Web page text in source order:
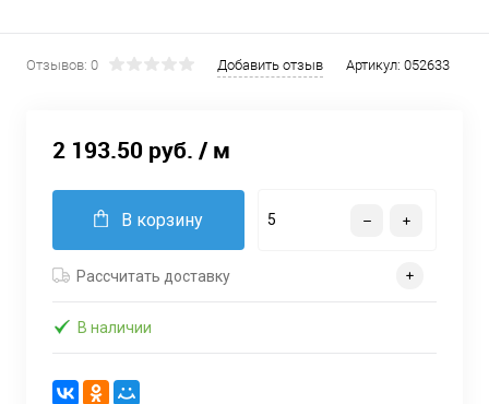
Отзывов: 0 Добавить отзыв Артикул: 052633
2 193.50 руб. / м
В корзину
Рассчитать доставку
В наличии